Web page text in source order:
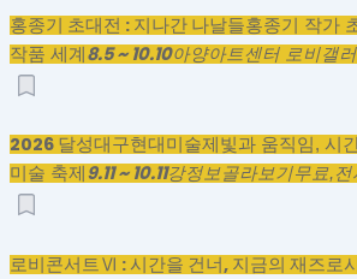
홍종기 초대전 : 지나간 나날들홍종기 작가
작품 세계 8.5 ~ 10.10아양아트센터 로비갤
2026 달성대구현대미술제빛과 움직임, 시
미술 축제 9.11 ~ 10.11강정보골라보기무료,전
로비콘서트Ⅵ : 시간을 건너, 지금의 재즈로